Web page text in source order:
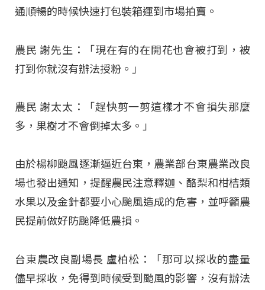
通順暢的時候快速打包裝箱運到市場拍賣。
農民 謝先生：「現在有的在開花也會被打到，被
打到你就沒有辦法授粉。」
農民 謝太太：「趕快剪一剪這樣才不會損失那麼
多，果樹才不會倒掉太多。」
由於楊柳颱風逐漸逼近台東，農業部台東農業改良
場也發出通知，提醒農民注意釋迦、酪梨和柑桔類
水果以及金針都要小心颱風造成的危害，並呼籲農
民提前做好防颱降低農損。
台東農改良副場長 盧柏松：「那可以採收的盡量
儘早採收，免得到時候受到颱風的影響，沒有辦法